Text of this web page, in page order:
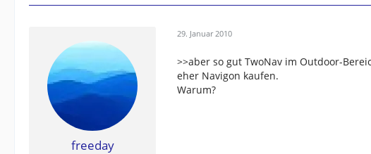
freeday
29. Januar 2010
>>aber so gut TwoNav im Outdoor-
eher Navigon kaufen.
Warum?